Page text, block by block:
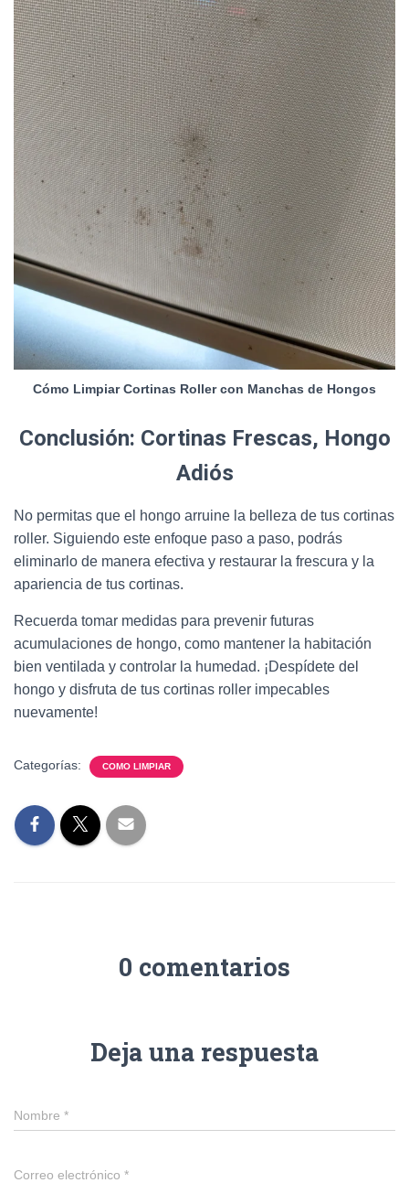
Cómo Limpiar Cortinas Roller con Manchas de Hongos
Conclusión: Cortinas Frescas, Hongo
Adiós
No permitas que el hongo arruine la belleza de tus cortinas
roller. Siguiendo este enfoque paso a paso, podrás
eliminarlo de manera efectiva y restaurar la frescura y la
apariencia de tus cortinas.
Recuerda tomar medidas para prevenir futuras
acumulaciones de hongo, como mantener la habitación
bien ventilada y controlar la humedad. ¡Despídete del
hongo y disfruta de tus cortinas roller impecables
nuevamente!
Categorías: COMO LIMPIAR
0 comentarios
Deja una respuesta
Nombre *
Correo electrónico *